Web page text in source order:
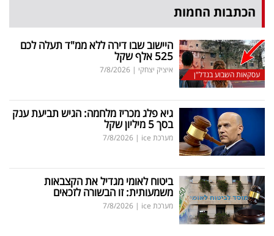
הכתבות החמות
עסקאות השבוע בנדל"ן
היישוב שבו דירה ללא ממ"ד תעלה לכם
525 אלף שקל
איציק יצחקי |
7/8/2026
גיא פלג מכריז מלחמה: הגיש תביעת ענק
בסך 5 מיליון שקל
מערכת ice |
7/8/2026
ביטוח לאומי מגדיל את הקצבאות
משמעותית: זו הבשורה לזכאים
מערכת ice |
7/8/2026